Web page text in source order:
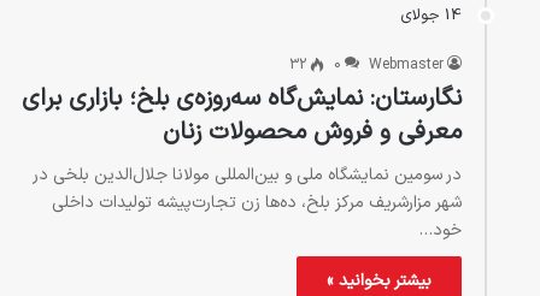
14 جولای
Webmaster
0
32
نگارستان: نمایش‌گاه سه‌روزه‌ی بلخ؛ بازاری برای
معرفی و فروش محصولات زنان
در سومین نمایشگاه ملی و بین‌المللی مولانا جلال‌الدین بلخی در
شهر مزارشریف مرکز بلخ، ده‌ها زن تجارت‌پیشه تولیدات داخلی
خود…
بیشتر بخوانید »